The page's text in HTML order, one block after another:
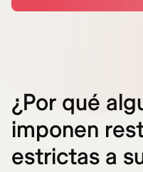
¿Por qué
imponen
estrictas a